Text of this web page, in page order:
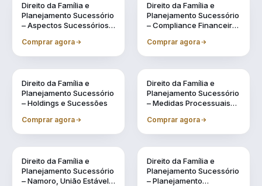
Direito da Família e
Planejamento Sucessório
– Aspectos Sucessórios
Comprar agora
Direito da Família e
Planejamento Sucessório
– Compliance Financeiro
Familiar
Comprar agora
Direito da Família e
Planejamento Sucessório
– Holdings e Sucessões
Comprar agora
Direito da Família e
Planejamento Sucessório
– Medidas Processuais
Comprar agora
Direito da Família e
Planejamento Sucessório
– Namoro, União Estável e
Direito da Família e
Planejamento Sucessório
– Planejamento